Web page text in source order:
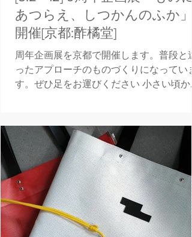
あつらえ、しつかんのふか」
開催[京都:酢橘堂]
周年企画展を京都で開催します。普段と違
ったアプローチのものづくりになっていま
す。ぜひ足をお運びください 小さい頃か
のものづくりの原点かもしれないです。今
もバッグという何かを入れるものを作って
います...